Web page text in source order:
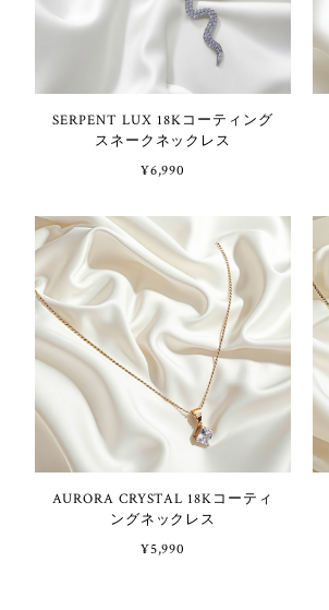
SERPENT LUX 18Kコーティング
スネークネックレス
¥6,990
AURORA CRYSTAL 18Kコーティ
ングネックレス
¥5,990